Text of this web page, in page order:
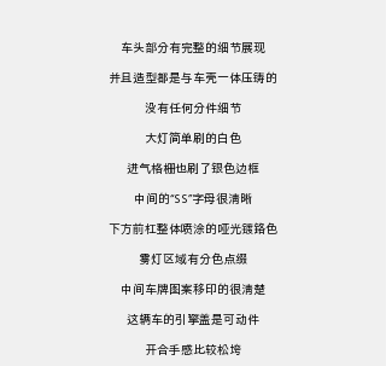
车头部分有完整的细节展现
并且造型都是与车壳一体压铸的
没有任何分件细节
大灯简单刷的白色
进气格栅也刷了银色边框
中间的“SS”字母很清晰
下方前杠整体喷涂的哑光镀铬色
雾灯区域有分色点缀
中间车牌图案移印的很清楚
这辆车的引擎盖是可动件
开合手感比较松垮